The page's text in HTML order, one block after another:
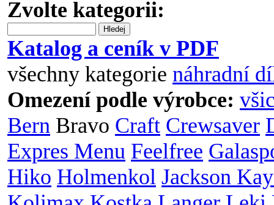
Zvolte kategorii:
Hledej
Katalog a ceník v PDF
všechny kategorie náhradní
Omezení podle výrobce:
Bern Bravo Craft Crewsaver
Expres Menu Feelfree
Hiko Holmenkol Jackson